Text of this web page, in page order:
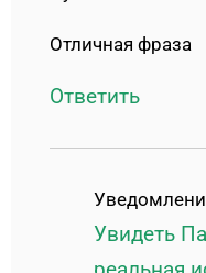
Отличная фраза
Ответить
Увидеть